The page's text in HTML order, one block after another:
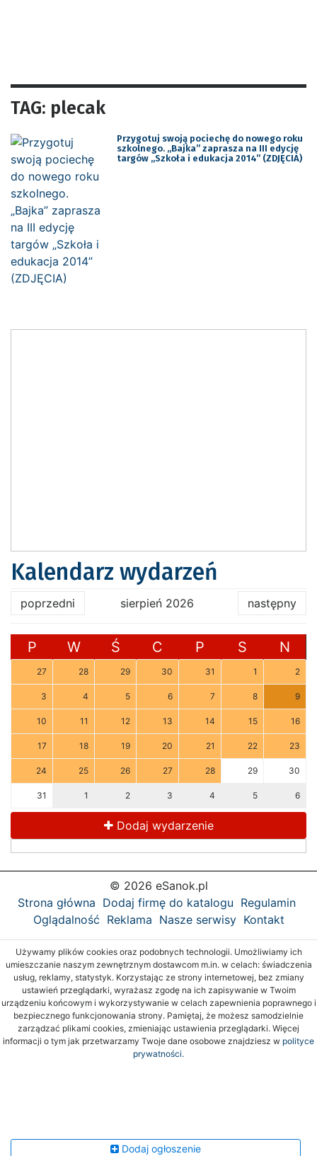
TAG: plecak
Przygotuj swoją pociechę do nowego roku
szkolnego. „Bajka” zaprasza na III edycję
targów „Szkoła i edukacja 2014” (ZDJĘCIA)
Kalendarz wydarzeń
poprzedni sierpień 2026 następny
P W Ś C P S N
27 28 29 30 31 1 2
3 4 5 6 7 8 9
10 11 12 13 14 15 16
17 18 19 20 21 22 23
24 25 26 27 28 29 30
31 1 2 3 4 5 6
Dodaj wydarzenie
© 2026 eSanok.pl
Strona główna Dodaj firmę do katalogu Regulamin
Oglądalność Reklama Nasze serwisy Kontakt
Używamy plików cookies oraz podobnych technologii. Umożliwiamy ich
umieszczanie naszym zewnętrznym dostawcom m.in. w celach: świadczenia
usług, reklamy, statystyk. Korzystając ze strony internetowej, bez zmiany
ustawień przeglądarki, wyrażasz zgodę na ich zapisywanie w Twoim
urządzeniu końcowym i wykorzystywanie w celach zapewnienia poprawnego i
bezpiecznego funkcjonowania strony. Pamiętaj, że możesz samodzielnie
zarządzać plikami cookies, zmieniając ustawienia przeglądarki. Więcej
informacji o tym jak przetwarzamy Twoje dane osobowe znajdziesz w polityce
prywatności.
Dodaj ogłoszenie